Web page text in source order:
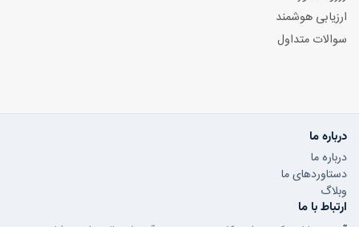
ارزیابی هوشمند
سوالات متداول
درباره ما
درباره ما
دستاوردهای ما
وبلاگ
ارتباط با ما